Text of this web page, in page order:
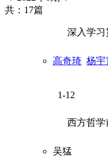
共：17篇
深入学习
高奇琦 杨宇
1-12
西方哲学
吴猛